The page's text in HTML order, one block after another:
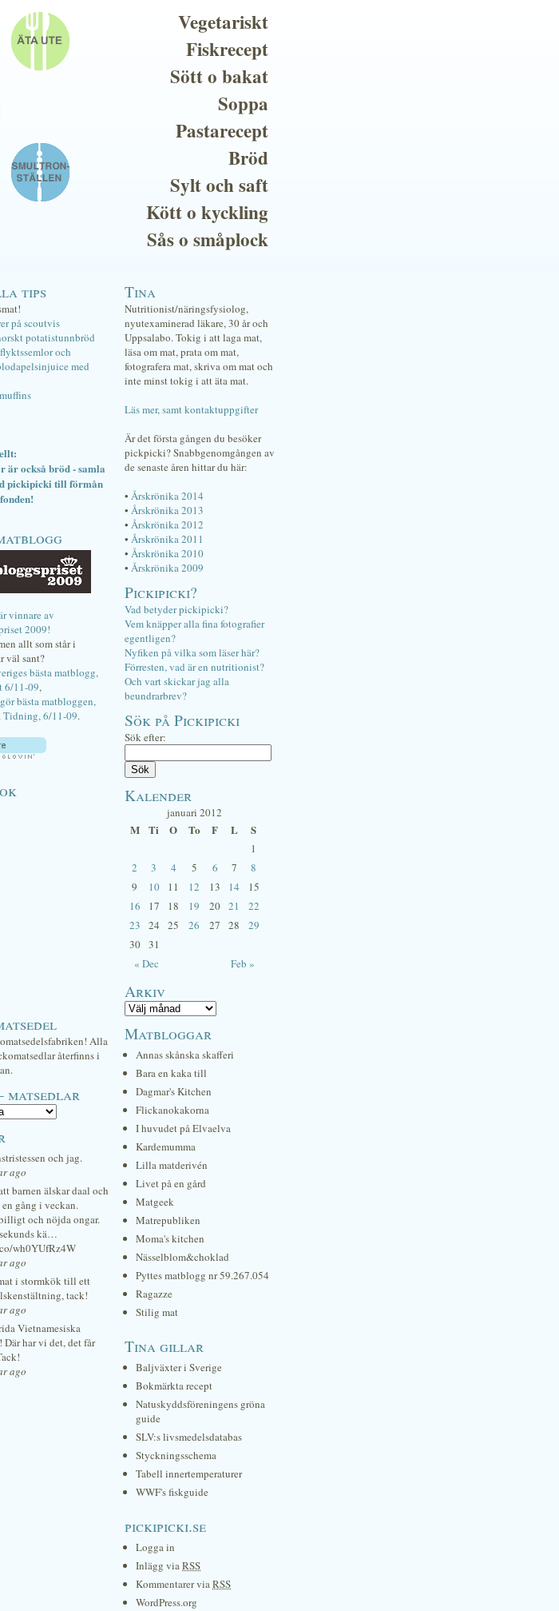
Vegetariskt
Fiskrecept
Sött o bakat
Soppa
Pastarecept
Bröd
Sylt och saft
Kött o kyckling
Sås o småplock
tips
på scoutvis
potatistunnbröd
och
med
är också bröd - samla
pickipicki till förmån
vinnare av
2009!
allt som står i
väl sant?
bästa matblogg,
6/11-09,
bästa matbloggen,
Tidning, 6/11-09.
Alla
återfinns i
matsedlar
och jag.
ago
barnen älskar daal och
gång i veckan.
och nöjda ongar.
kä…
wh0YUfRz4W
ago
i stormkök till ett
tack!
ago
Vietnamesiska
Där har vi det, det får
ago
Tina
Nutritionist/näringsfysiolog,
nyutexaminerad läkare, 30 år och
Uppsalabo. Tokig i att laga mat,
läsa om mat, prata om mat,
fotografera mat, skriva om mat och
inte minst tokig i att äta mat.
Läs mer, samt kontaktuppgifter
Är det första gången du besöker
pickpicki? Snabbgenomgången av
de senaste åren hittar du här:
• Årskrönika 2014
• Årskrönika 2013
• Årskrönika 2012
• Årskrönika 2011
• Årskrönika 2010
• Årskrönika 2009
Pickipicki?
Vad betyder pickipicki?
Vem knäpper alla fina fotografier
egentligen?
Nyfiken på vilka som läser här?
Förresten, vad är en nutritionist?
Och vart skickar jag alla
beundrarbrev?
Sök på Pickipicki
Sök efter:
Kalender
januari 2012
M Ti O To F L S
« Dec Feb »
1
2
3 4 5 6 7
8
9
10 11 12 13 14
15
16
17 18 19 20 21
22
23
24 25 26 27 28
29
30 31
Arkiv
Matbloggar
Annas skånska skafferi
Bara en kaka till
Dagmar's Kitchen
Flickanokakorna
I huvudet på Elvaelva
Kardemumma
Lilla matderivén
Livet på en gård
Matgeek
Matrepubliken
Moma's kitchen
Nässelblom&choklad
Pyttes matblogg nr 59.267.054
Ragazze
Stilig mat
Tina gillar
Baljväxter i Sverige
Bokmärkta recept
Natuskyddsföreningens gröna
guide
SLV:s livsmedelsdatabas
Styckningsschema
Tabell innertemperaturer
WWF's fiskguide
pickipicki.se
Logga in
Inlägg viaRSS
Kommentarer viaRSS
WordPress.org